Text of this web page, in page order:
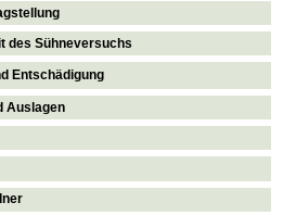
des Sühneversuchs
Entschädigung
Auslagen